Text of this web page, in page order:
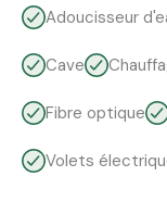
Adoucisseur
Cave
Fibre optique
Volets